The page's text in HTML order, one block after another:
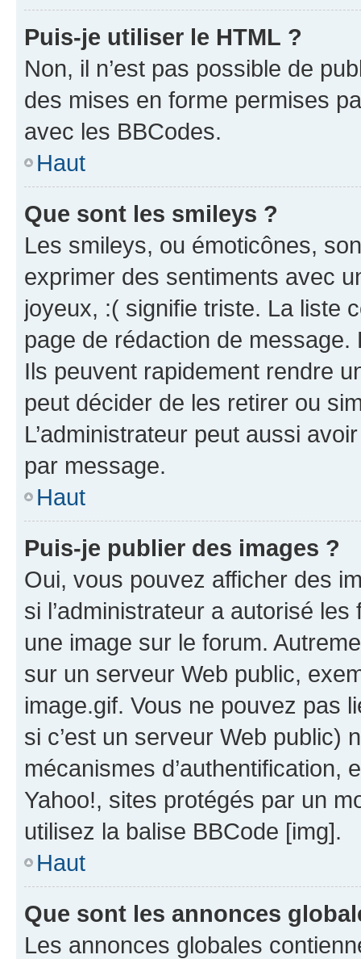
Puis-je utiliser le HTML ?
Non, il n’est pas possible de
des mises en forme permises
avec les BBCodes.
Haut
Que sont les smileys ?
Les smileys, ou émoticônes,
exprimer des sentiments avec
joyeux, :( signifie triste. La liste
page de rédaction de
Ils peuvent rapidement rendre
peut décider de les retirer ou
L’administrateur peut aussi
par message.
Haut
Puis-je publier des images ?
Oui, vous pouvez afficher des
si l’administrateur a autorisé
une image sur le forum.
sur un serveur Web public,
image.gif. Vous ne pouvez pas
si c’est un serveur Web public)
mécanismes d’authentification,
Yahoo!, sites protégés par un
utilisez la balise BBCode [img].
Haut
Que sont les annonces
Les annonces globales